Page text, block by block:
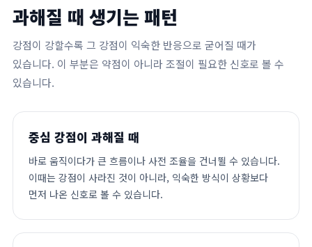
과해질 때 생기는 패턴
강점이 강할수록 그 강점이 익숙한 반응으로 굳어질 때가
있습니다. 이 부분은 약점이 아니라 조절이 필요한 신호로 볼 수
있습니다.
중심 강점이 과해질 때
바로 움직이다가 큰 흐름이나 사전 조율을 건너뛸 수 있습니다.
이때는 강점이 사라진 것이 아니라, 익숙한 방식이 상황보다
먼저 나온 신호로 볼 수 있습니다.